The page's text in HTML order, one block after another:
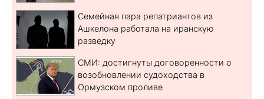
Семейная пара репатриантов из
Ашкелона работала на иранскую
разведку
СМИ: достигнуты договоренности о
возобновлении судоходства в
Ормузском проливе